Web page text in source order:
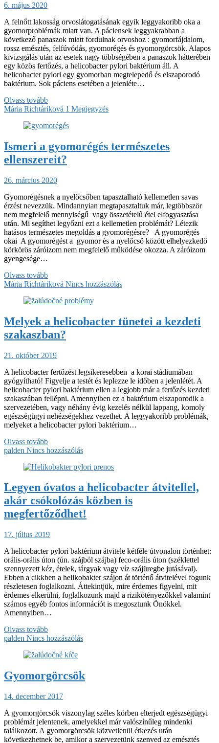
6. május 2020
A felnőtt lakosság orvoslátogatásának egyik leggyakoribb oka a
gyomorproblémák miatt van. A páciensek leggyakrabban a
következő panaszok miatt fordulnak orvoshoz : gyomorfájdalom,
rossz emésztés, felfúvódás, gyomorégés és gyomorgörcsök. Alapos
kivizsgálás után az esetek nagy többségében a panaszok hátterében
egy közös fertőzés, a helicobacter pylori baktérium áll. A
helicobacter pylori egy gyomorban megtelepedő és elszaporodó
baktérium. Sok páciens esetében a jelenléte…
Olvass tovább
Mária Richtáriková 1 Megjegyzés
Ismeri a gyomorégés természetes
ellenszereit?
26. március 2020
Gyomorégésnek a nyelőcsőben tapasztalható kellemetlen savas
érzést nevezzük. Mindannyian megtapasztaltuk már, legtöbbször
nem megfelelő mennyiségű vagy összetételű étel elfogyasztása
után. Mi segíthet legyőzni ezt a kellemetlen problémát? Létezik
hatásos természetes megoldás a gyomorégésre? A gyomorégés
okai A gyomorégést a gyomor és a nyelőcső között elhelyezkedő
körkörös záróizom nem megfelelő működése okozza. A záróizom
gyengesége…
Olvass tovább
Mária Richtáriková Nincs hozzászólás
Melyek a helicobacter tünetei a kezdeti
szakaszban?
21. október 2019
A helicobacter fertőzést legsikeresebben a korai stádiumában
gyógyítható! Figyelje a testét és leplezze le időben a jelenlétét. A
helicobacter pylori baktérium ellen a legjobb már a fertőzés kezdeti
szakaszában fellépni. Amennyiben ez a baktérium elszaporodik a
szervezetében, vagy néhány évig kezelés nélkül lappang, komoly
egészségügyi nehézségekhez vezethet. A leggyakoribb problémák,
melyeket a helicobacter pylori baktérium…
Olvass tovább
palden Nincs hozzászólás
Legyen óvatos a helicobacter átvitellel,
akár csókolózás közben is
megfertőződhet!
17. július 2019
A helicobacter pylori baktérium átvitele kétféle útvonalon történhet:
orális-orális úton (ún. szájból szájba) feco-orális úton (széklettel
szennyezett kéz, ételek, tárgyak vagy víz szájüregbe jutásával).
Ebben a cikkben a helikobakter szájon át történő átvitelével fogunk
részletesen foglalkozni. Áttekintjük, mire érdemes figyelni, mit
érdemes elkerülni, foglalkozunk majd a rizikótényezőkkel valamint
számos egyéb fontos információt is megosztunk Önökkel.
Amennyiben…
Olvass tovább
palden Nincs hozzászólás
Gyomorgörcsök
14. december 2017
A gyomorgörcsök viszonylag széles körben elterjedt egészségügyi
problémát jelentenek, amelyekkel már valószínűleg mindenki
találkozott. A gyomorgörcsök közvetlenül étkezés után
következhetnek be, amikor a szervezetünk szenved az emésztés